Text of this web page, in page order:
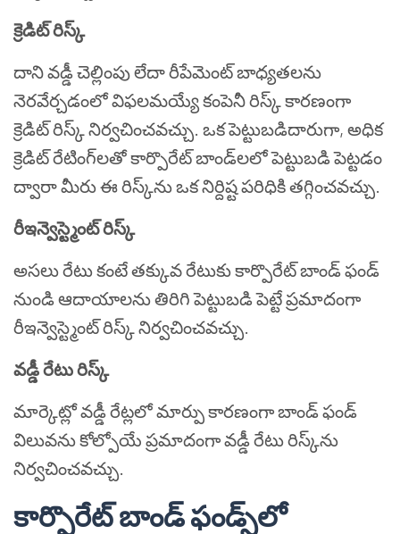
క్రెడిట్ రిస్క్
దాని వడ్డీ చెల్లింపు లేదా రీపేమెంట్ బాధ్యతలను
నెరవేర్చడంలో విఫలమయ్యే కంపెనీ రిస్క్ కారణంగా
క్రెడిట్ రిస్క్ నిర్వచించవచ్చు. ఒక పెట్టుబడిదారుగా, అధిక
క్రెడిట్ రేటింగ్‌లతో కార్పొరేట్ బాండ్‌లలో పెట్టుబడి పెట్టడం
ద్వారా మీరు ఈ రిస్క్‌ను ఒక నిర్దిష్ట పరిధికి తగ్గించవచ్చు.
రీఇన్వెస్ట్మెంట్ రిస్క్
అసలు రేటు కంటే తక్కువ రేటుకు కార్పొరేట్ బాండ్ ఫండ్
నుండి ఆదాయాలను తిరిగి పెట్టుబడి పెట్టే ప్రమాదంగా
రీఇన్వెస్ట్మెంట్ రిస్క్ నిర్వచించవచ్చు.
వడ్డీ రేటు రిస్క్
మార్కెట్లో వడ్డీ రేట్లలో మార్పు కారణంగా బాండ్ ఫండ్
విలువను కోల్పోయే ప్రమాదంగా వడ్డీ రేటు రిస్క్‌ను
నిర్వచించవచ్చు.
కార్పొరేట్ బాండ్ ఫండ్స్‌లో